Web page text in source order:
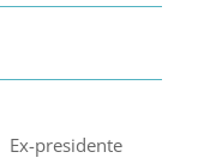
Ex-presidente